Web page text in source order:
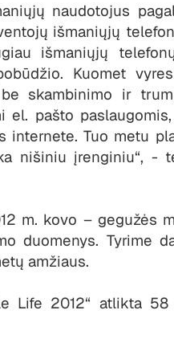
naudotojus
išmaniųjų
išmaniųjų
Kuomet
skambinimo ir
el. pašto
internete. Tuo metu
nišiniu įrenginiu“, -
m. kovo – gegužės
duomenys. Tyrime
amžiaus.
Life 2012“ atlikta